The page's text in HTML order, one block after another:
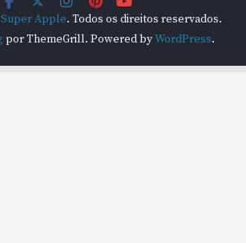
Super Apple. Todos os direitos reservados.
por ThemeGrill. Powered byWordPress.